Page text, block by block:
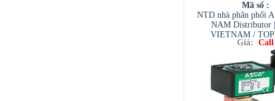
Mã số :
NTD nhà phân phối
NAM Distributor
VIETNAM /
VIETNAM /
/ TESCOM
Giá: Call